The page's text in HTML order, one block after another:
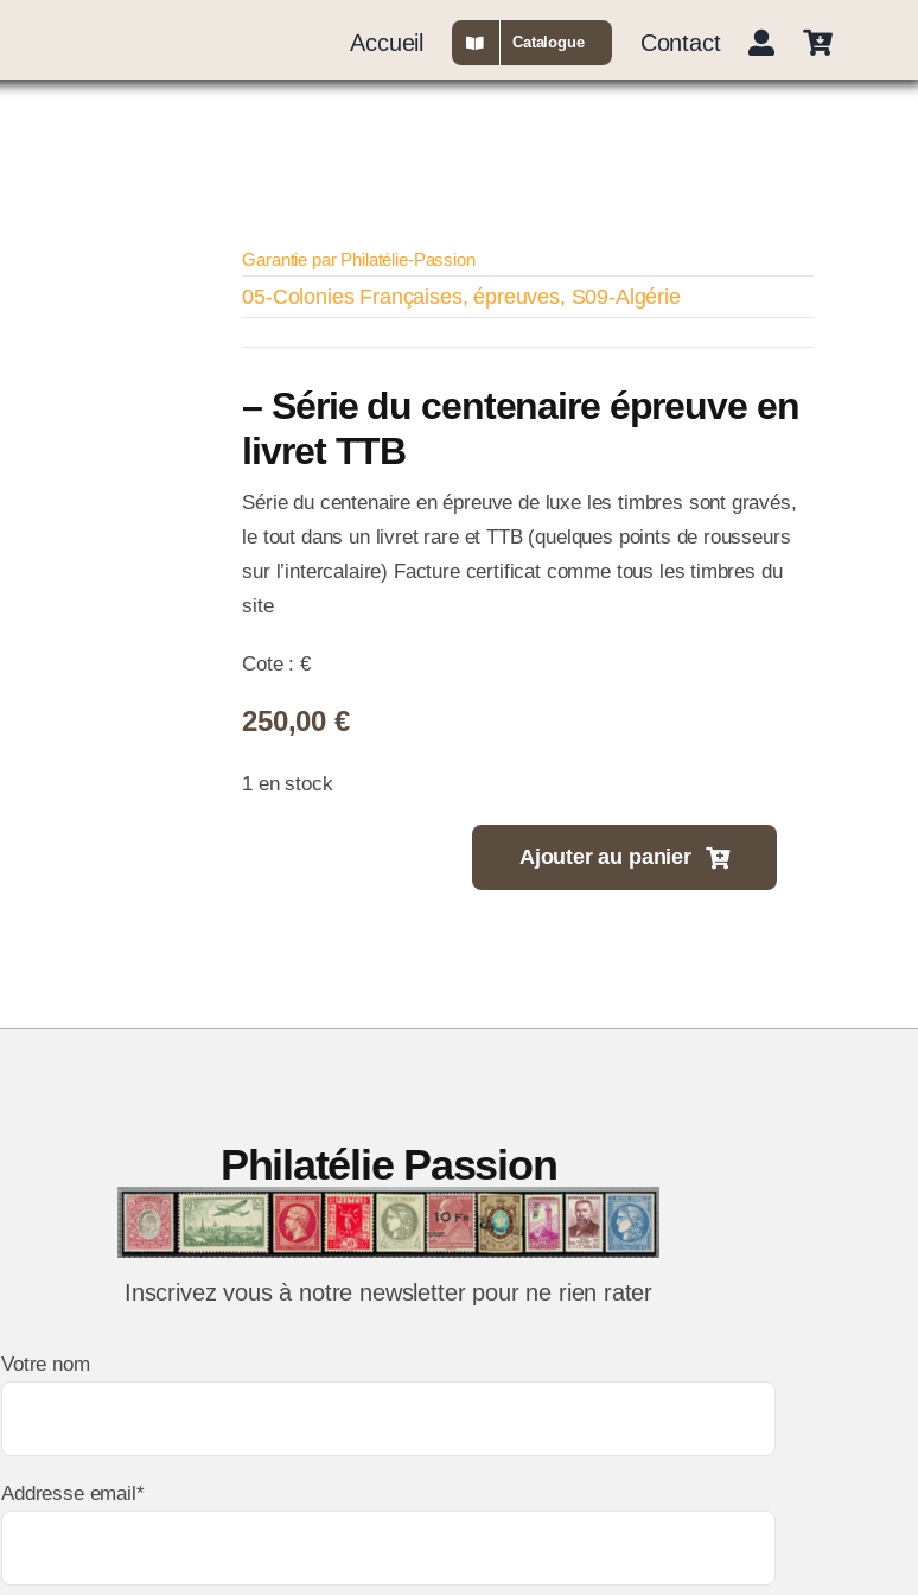
Accueil Catalogue Contact
Garantie par Philatélie-Passion
05-Colonies Françaises,épreuves, S09-Algérie
– Série du centenaire épreuve en
livret TTB
Série du centenaire en épreuve de luxe les timbres sont gravés,
le tout dans un livret rare et TTB (quelques points de rousseurs
sur l’intercalaire) Facture certificat comme tous les timbres du
site
Cote : €
250,00 €
1 en stock
livret
TTB
Ajouter au panier
Philatélie Passion
Inscrivez vous à notre newsletter pour ne rien rater
Votre nom
Addresse email*